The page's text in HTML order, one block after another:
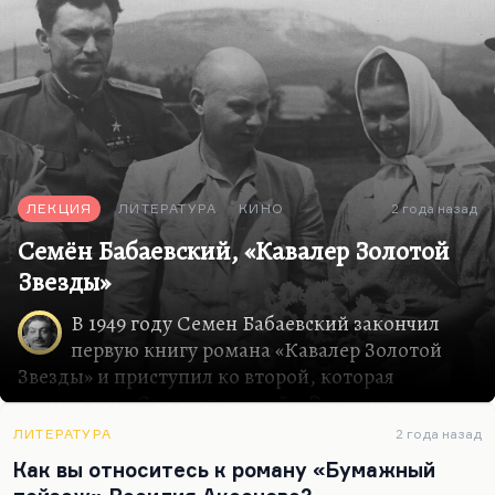
ЛЕКЦИЯ ЛИТЕРАТУРА КИНО 2 года назад
Семён Бабаевский, «Кавалер Золотой
Звезды»
В 1949 году Семен Бабаевский закончил
первую книгу романа «Кавалер Золотой
Звезды» и приступил ко второй, которая
называлась «Свет над землей». Эта книга
принесла ему в 1949 и 1950 годах две Сталинские
премии подряд.
Вообще говорить об этом романе довольно
ЛИТЕРАТУРА 2 года назад
Как вы относитесь к роману «Бумажный